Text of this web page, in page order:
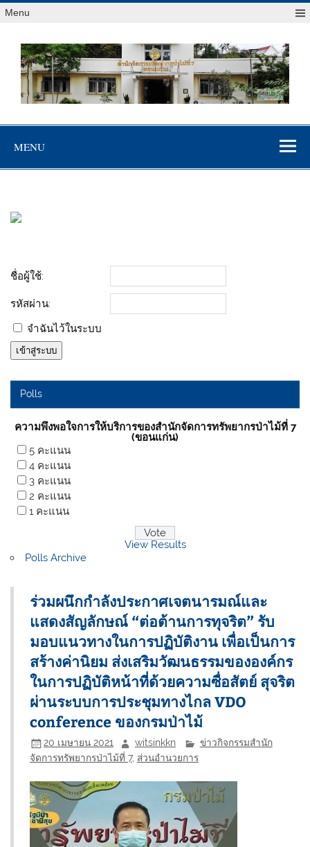
Menu
สจป.ที่ 7
(ขอนแก่น)
MENU
ชื่อผู้ใช้:
รหัสผ่าน:
จำฉันไว้ในระบบ
เข้าสู่ระบบ
Polls
ความพึงพอใจการให้บริการของสำนักจัดการทรัพยากรป่าไม้ที่ 7
(ขอนแก่น)
5 คะแนน
4 คะแนน
3 คะแนน
2 คะแนน
1 คะแนน
View Results
Polls Archive
ร่วมผนึกกำลังประกาศเจตนารมณ์และ
แสดงสัญลักษณ์ “ต่อต้านการทุจริต” รับ
มอบแนวทางในการปฏิบัติงาน เพื่อเป็นการ
สร้างค่านิยม ส่งเสริมวัฒนธรรมขององค์กร
ในการปฏิบัติหน้าที่ด้วยความซื่อสัตย์ สุจริต
ผ่านระบบการประชุมทางไกล VDO
conference ของกรมป่าไม้
20 เมษายน 2021 witsinkkn
ข่าวกิจกรรมสำนัก
จัดการทรัพยากรป่าไม้ที่ 7, ส่วนอำนวยการ